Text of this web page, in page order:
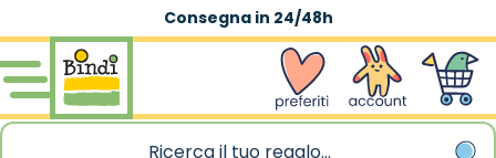
Consegna in 24/48h
Salta al contenuto
wishlist Account Carrello